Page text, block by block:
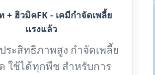
+ ฮิวมิคFK - เคมีกำจัดเพลี้ย
แรงแล้ว
ระสิทธิภาพสูง กำจัดเพลี้ย
ใช้ได้ทุกพืช สำหรับการ